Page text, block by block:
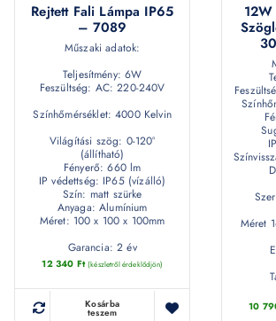
Rejtett Fali Lámpa IP65
– 7089
Műszaki adatok:
Teljesítmény: 6W
Feszültség: AC: 220-240V
Színhőmérséklet: 4000 Kelvin
Világítási szög: 0-120°
(állítható)
Fényerő: 660 lm
IP védettség: IP65 (vízálló)
Szín: matt szürke
Anyaga: Alumínium
Méret: 100 x 100 x 100mm
Garancia: 2 év
12 340 Ft (készletről érdeklődjön)
Kosárba
teszem
Méret
10